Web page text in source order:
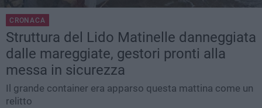
CRONACA
Struttura del Lido Matinelle danneggiata
dalle mareggiate, gestori pronti alla
messa in sicurezza
Il grande container era apparso questa mattina come un
relitto